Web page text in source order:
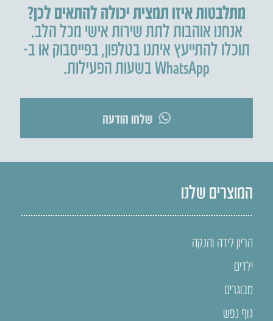
מתלבטות איזו תמצית יכולה להתאים לכן?
אנחנו אוהבות לתת שירות אישי מכל הלב.
תוכלו להתייעץ איתנו בטלפון,בפייסבוק או ב-
WhatsApp בשעות הפעילות.
שלחו הודעה
המוצרים שלנו
הריון לידה והנקה
ילדים
מבוגרים
גוף נפש